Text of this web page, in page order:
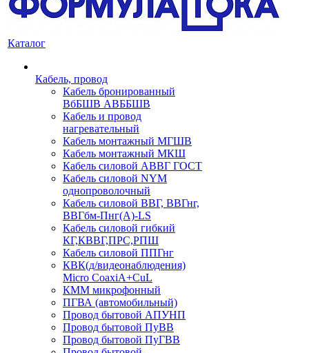
Каталог
Кабель, провод
Кабель бронированный
ВбБШВ АВББШВ
Кабель и провод
нагревательный
Кабель монтажный МГШВ
Кабель монтажный МКШ
Кабель силовой АВВГ ГОСТ
Кабель силовой NYM
однопроволочный
Кабель силовой ВВГ, ВВГнг,
ВВГбм-Пнг(А)-LS
Кабель силовой гибкий
КГ,КВВГ,ПРС,РПШ
Кабель силовой ППГнг
КВК(д/видеонаблюдения)
Micro CoaxiA+CuL
КММ микрофонный
ПГВА (автомобильный)
Провод бытовой АПУНП
Провод бытовой ПуВВ
Провод бытовой ПуГВВ